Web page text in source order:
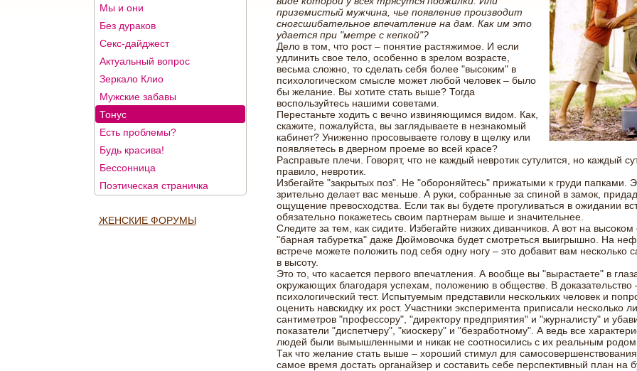
Мы и они
Без дураков
Секс-дайджест
Актуальный вопрос
Зеркало Клио
Мужские забавы
Тонус
Есть проблемы?
Будь красива!
Бессонница
Поэтическая страничка
ЖЕНСКИЕ ФОРУМЫ
приземистый мужчина, чье появление производит
сногсшибательное впечатление на дам. Как им это
удается при "метре с кепкой"?
Дело в том, что рост – понятие растяжимое. И если
удлинить свое тело, особенно в зрелом возрасте,
весьма сложно, то сделать себя более "высоким" в
психологическом смысле может любой человек – было
бы желание. Вы хотите стать выше? Тогда
воспользуйтесь нашими советами.
Перестаньте ходить с вечно извиняющимся видом. Как,
скажите, пожалуйста, вы заглядываете в незнакомый
кабинет? Униженно просовываете голову в щелку или
появляетесь в дверном проеме во всей красе?
Расправьте плечи. Говорят, что не каждый невротик сутулится, но каждый
правило, невротик.
Избегайте "закрытых поз". Не "обороняйтесь" прижатыми к груди папками.
зрительно делает вас меньше. А руки, собранные за спиной в замок,
ощущение превосходства. Если так вы будете прогуливаться в ожидании
обязательно покажетесь своим партнерам выше и значительнее.
Следите за тем, как сидите. Избегайте низких диванчиков. А вот на высоком
"барная табуретка" даже Дюймовочка будет смотреться выигрышно. На
встрече можете положить под себя одну ногу – это добавит вам несколько
в высоту.
Это то, что касается первого впечатления. А вообще вы "вырастаете" в
окружающих благодаря успехам, положению в обществе. В доказательство
психологический тест. Испытуемым представили нескольких человек и
оценить навскидку их рост. Участники эксперимента приписали несколько
сантиметров "профессору", "директору предприятия" и "журналисту" и
показатели "диспетчеру", "киоскеру" и "безработному". А ведь все
людей были вымышленными и никак не соотносились с их реальным родом
Так что желание стать выше – хороший стимул для
самое время достать органайзер и составить себе перспективный план на